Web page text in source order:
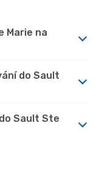
Marie na
do Sault
Sault Ste